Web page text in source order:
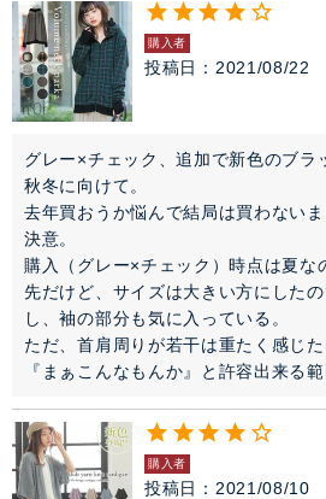
購入者
投稿日 2021/08/22
グレー×チェック、追加で新色のブラ
秋冬に向けて。
去年買おうか悩んで結局は買わない
決意。
購入（グレー×チェック）時点は夏な
先だけど、サイズは大きい方にした
し、袖の部分も気に入っている。
ただ、首肩周りが若干は重たく感じ
『まぁこんなもんか』と許容出来る
購入者
投稿日 2021/08/10